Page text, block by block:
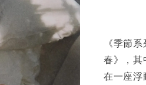
《季節
春》，其
在一座浮